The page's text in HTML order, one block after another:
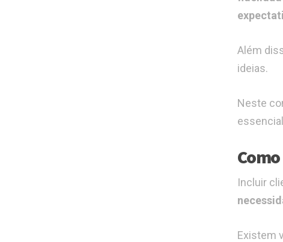
Além
ideias.
Neste
Incluir
Existem